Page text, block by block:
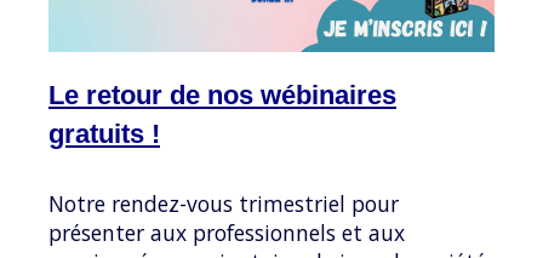
Le retour de nos wébinaires
gratuits !
Notre rendez-vous trimestriel pour
présenter aux professionnels et aux